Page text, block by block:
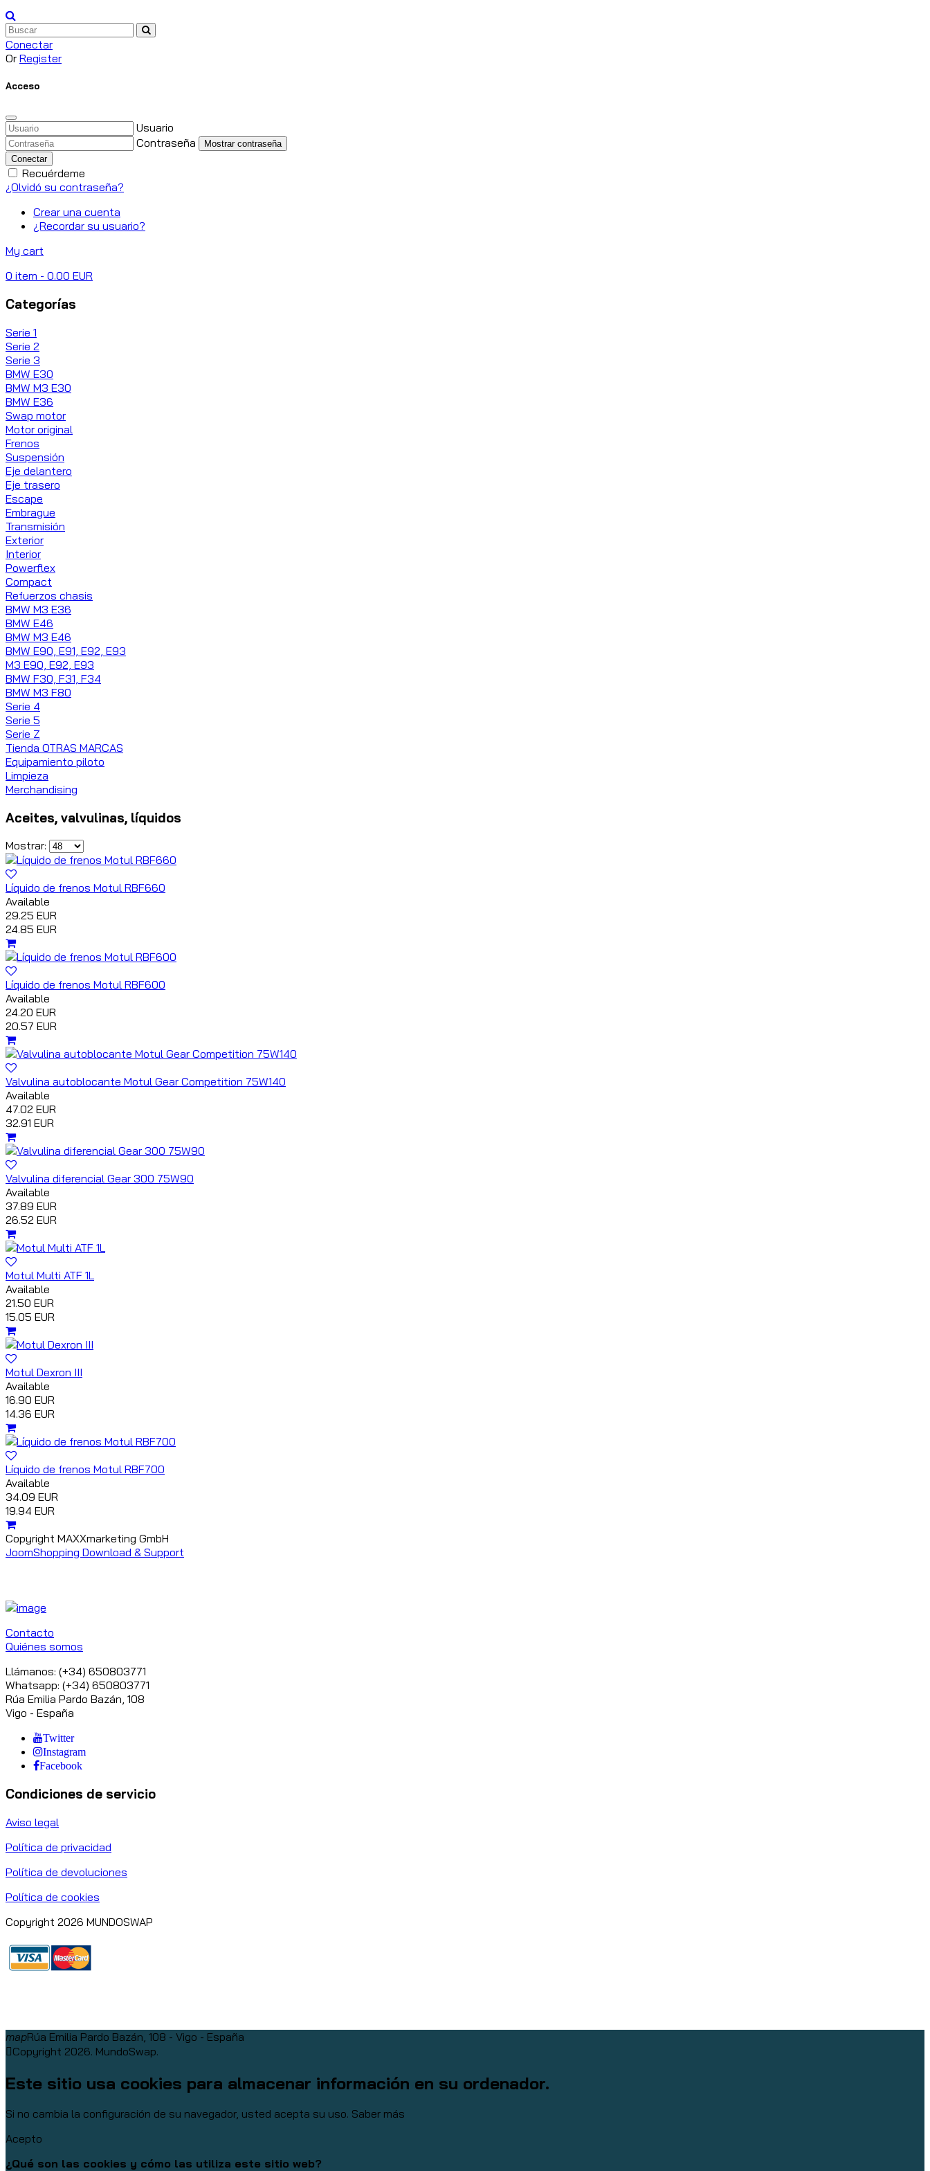
Conectar
Or Register
Acceso
Usuario
Contraseña
Mostrar contraseña
Conectar
Recuérdeme
¿Olvidó su contraseña?
Crear una cuenta
¿Recordar su usuario?
My cart
0 item - 0.00 EUR
Categorías
Serie 1
Serie 2
Serie 3
BMW E30
BMW M3 E30
BMW E36
Swap motor
Motor original
Frenos
Suspensión
Eje delantero
Eje trasero
Escape
Embrague
Transmisión
Exterior
Interior
Powerflex
Compact
Refuerzos chasis
BMW M3 E36
BMW E46
BMW M3 E46
BMW E90, E91, E92, E93
M3 E90, E92, E93
BMW F30, F31, F34
BMW M3 F80
Serie 4
Serie 5
Serie Z
Tienda OTRAS MARCAS
Equipamiento piloto
Limpieza
Merchandising
Aceites, valvulinas, líquidos
Mostrar:
Líquido de frenos Motul RBF660
Available
29.25 EUR
24.85 EUR
Líquido de frenos Motul RBF600
Available
24.20 EUR
20.57 EUR
Valvulina autoblocante Motul Gear Competition 75W140
Available
47.02 EUR
32.91 EUR
Valvulina diferencial Gear 300 75W90
Available
37.89 EUR
26.52 EUR
Motul Multi ATF 1L
Available
21.50 EUR
15.05 EUR
Motul Dexron III
Available
16.90 EUR
14.36 EUR
Líquido de frenos Motul RBF700
Available
34.09 EUR
19.94 EUR
Copyright MAXXmarketing GmbH
JoomShopping Download & Support
Contacto
Quiénes somos
Llámanos: (+34) 650803771
Whatsapp: (+34) 650803771
Rúa Emilia Pardo Bazán, 108
Vigo - España
Twitter
Instagram
Facebook
Condiciones de servicio
Aviso legal
Política de privacidad
Política de devoluciones
Política de cookies
Copyright 2026 MUNDOSWAP
mapRúa Emilia Pardo Bazán, 108 - Vigo - España
Copyright 2026. MundoSwap.
Este sitio usa cookies para almacenar información en su ordenador.
Si no cambia la configuración de su navegador, usted acepta su uso. Saber más
Acepto
¿Qué son las cookies y cómo las utiliza este sitio web?